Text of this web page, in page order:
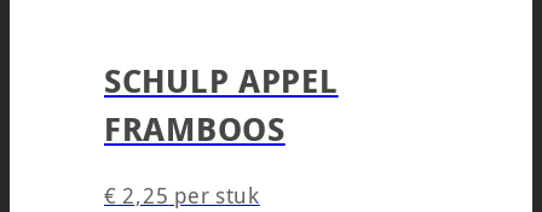
SCHULP APPEL
FRAMBOOS
€ 2,25 per stuk